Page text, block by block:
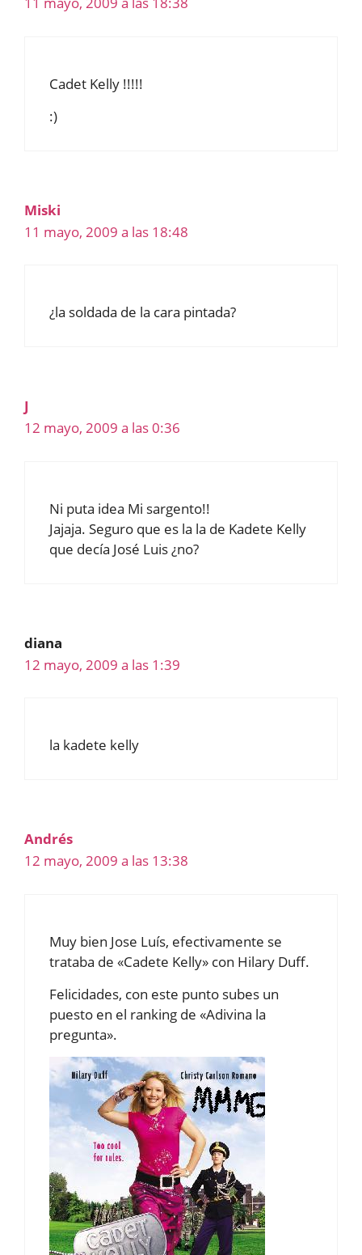
Cadet Kelly !!!!!
:)
Miski
11 mayo, 2009 a las 18:48
¿la soldada de la cara pintada?
J
12 mayo, 2009 a las 0:36
Ni puta idea Mi sargento!!
Jajaja. Seguro que es la la de Kadete Kelly
que decía José Luis ¿no?
diana
12 mayo, 2009 a las 1:39
la kadete kelly
Andrés
12 mayo, 2009 a las 13:38
Muy bien Jose Luís, efectivamente se
trataba de «Cadete Kelly» con Hilary Duff.
Felicidades, con este punto subes un
puesto en el ranking de «Adivina la
pregunta».